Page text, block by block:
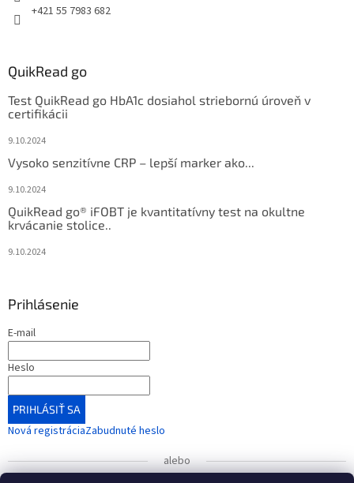
+421 55 7983 682
QuikRead go
Test QuikRead go HbA1c dosiahol striebornú úroveň v
certifikácii
9.10.2024
Vysoko senzitívne CRP – lepší marker ako...
9.10.2024
QuikRead go® iFOBT je kvantitatívny test na okultne
krvácanie stolice..
9.10.2024
Prihlásenie
E-mail
Heslo
PRIHLÁSIŤ SA
Nová registráciaZabudnuté heslo
alebo